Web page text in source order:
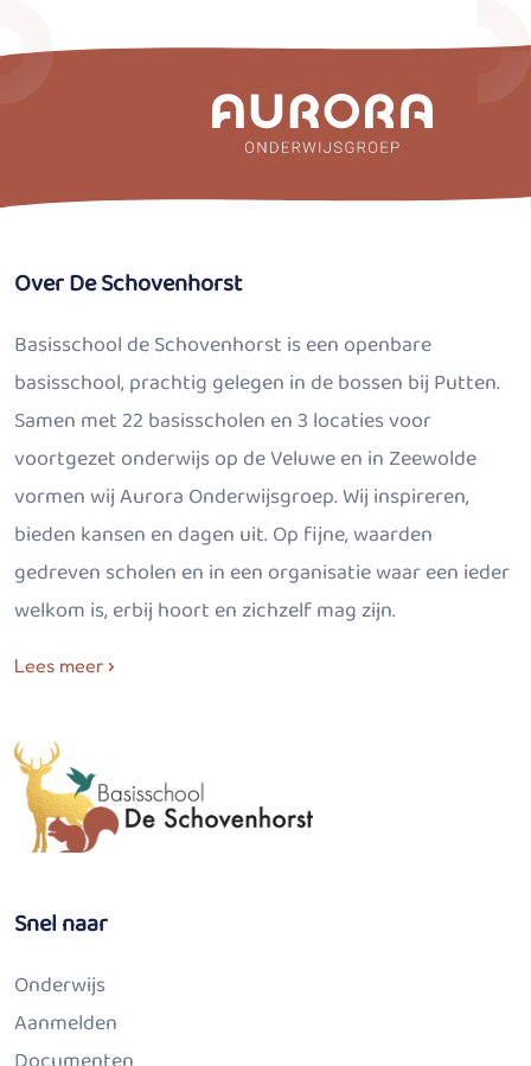
Over De Schovenhorst
Basisschool de Schovenhorst is een openbare
basisschool, prachtig gelegen in de bossen bij Putten.
Samen met 22 basisscholen en 3 locaties voor
voortgezet onderwijs op de Veluwe en in Zeewolde
vormen wij Aurora Onderwijsgroep. Wij inspireren,
bieden kansen en dagen uit. Op fijne, waarden
gedreven scholen en in een organisatie waar een ieder
welkom is, erbij hoort en zichzelf mag zijn.
Lees meer
Snel naar
Onderwijs
Aanmelden